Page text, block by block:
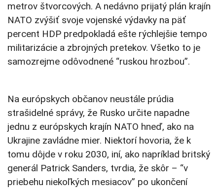
metrov štvorcových. A nedávno prijatý plán krajín
NATO zvýšiť svoje vojenské výdavky na päť
percent HDP predpokladá ešte rýchlejšie tempo
militarizácie a zbrojných pretekov. Všetko to je
samozrejme odôvodnené “ruskou hrozbou”.
Na európskych občanov neustále prúdia
strašidelné správy, že Rusko určite napadne
jednu z európskych krajín NATO hneď, ako na
Ukrajine zavládne mier. Niektorí hovoria, že k
tomu dôjde v roku 2030, iní, ako napríklad britský
generál Patrick Sanders, tvrdia, že skôr – “v
priebehu niekoľkých mesiacov” po ukončení